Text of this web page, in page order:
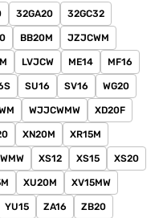
32GA20 32GC32
BB20M JZJCWM
LVJCW ME14 MF16
SU16 SV16 WG20
WJJCWMW XD20F
XN20M XR15M
XS12 XS15 XS20
XU20M XV15MW
YU15 ZA16 ZB20